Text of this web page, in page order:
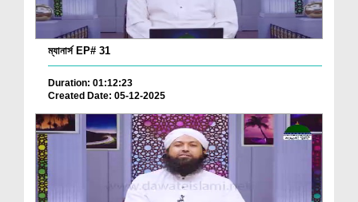
ম্যানার্স EP# 31
Duration: 01:12:23
Created Date: 05-12-2025